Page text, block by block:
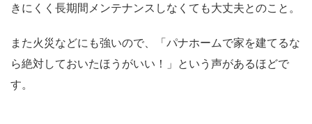
きにくく長期間メンテナンスしなくても大丈夫とのこと。
また火災などにも強いので、「パナホームで家を建てるな
ら絶対しておいたほうがいい！」という声があるほどで
す。